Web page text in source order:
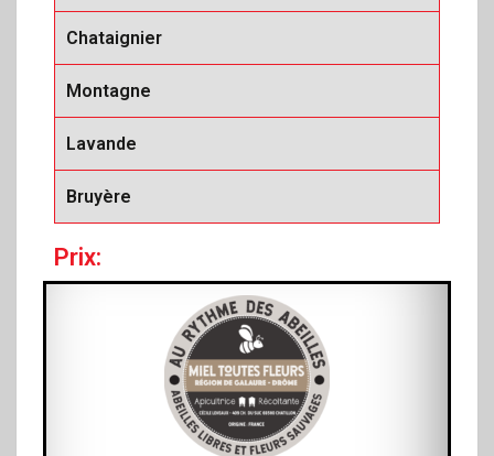
Chataignier
Montagne
Lavande
Bruyère
Prix: